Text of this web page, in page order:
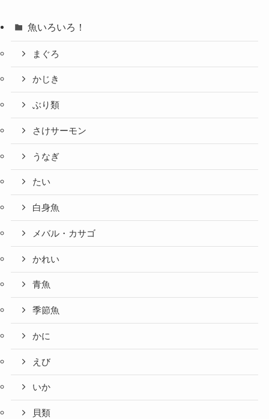
魚いろいろ！
まぐろ
かじき
ぶり類
さけサーモン
うなぎ
たい
白身魚
メバル・カサゴ
かれい
青魚
季節魚
かに
えび
いか
貝類